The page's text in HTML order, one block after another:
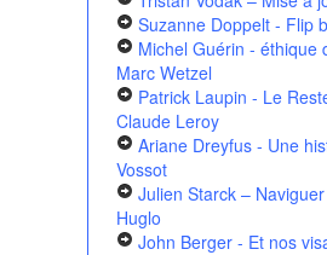
Suzanne Doppelt - Flip
Michel Guérin - éthique
Marc Wetzel
Patrick Laupin - Le
Claude Leroy
Ariane Dreyfus - Une
Vossot
Julien Starck –
Huglo
John Berger - Et nos